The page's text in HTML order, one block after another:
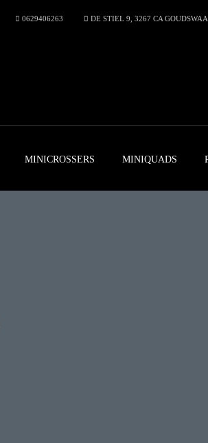
DE STIEL 9, 3267 CA
0629406263
MINICROSSERS MINIQUADS